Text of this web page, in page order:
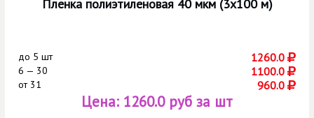
Пленка полиэтиленовая 40 мкм (3х100 м)
до 5 шт 1260.0
6 — 30 1100.0
от31 960.0
Цена: 1260.0 руб за шт